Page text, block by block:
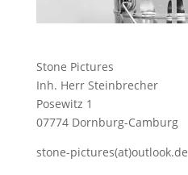
Stone Pictures
Inh. Herr Steinbrecher
Posewitz 1
07774 Dornburg-Camburg
stone-pictures(at)outlook.de